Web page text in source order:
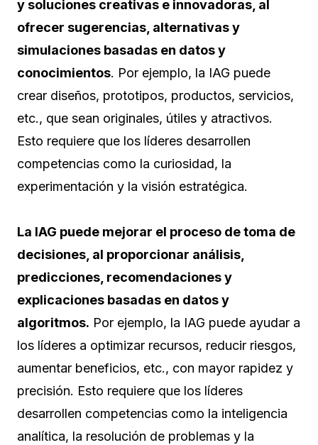
y soluciones creativas e innovadoras, al
ofrecer sugerencias, alternativas y
simulaciones basadas en datos y
conocimientos. Por ejemplo, la IAG puede
crear diseños, prototipos, productos, servicios,
etc., que sean originales, útiles y atractivos.
Esto requiere que los líderes desarrollen
competencias como la curiosidad, la
experimentación y la visión estratégica.
La IAG puede mejorar el proceso de toma de
decisiones, al proporcionar análisis,
predicciones, recomendaciones y
explicaciones basadas en datos y
algoritmos. Por ejemplo, la IAG puede ayudar a
los líderes a optimizar recursos, reducir riesgos,
aumentar beneficios, etc., con mayor rapidez y
precisión. Esto requiere que los líderes
desarrollen competencias como la inteligencia
analítica, la resolución de problemas y la